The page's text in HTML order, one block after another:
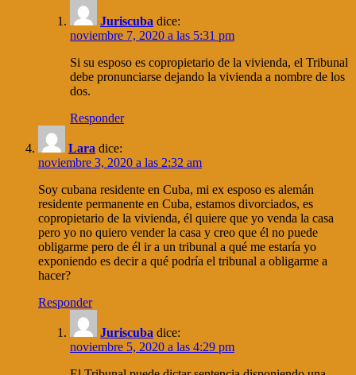
Juriscuba dice:
noviembre 7, 2020 a las 5:31 pm
Si su esposo es copropietario de la vivienda, el Tribunal
debe pronunciarse dejando la vivienda a nombre de los
dos.
Responder
Lara dice:
noviembre 3, 2020 a las 2:32 am
Soy cubana residente en Cuba, mi ex esposo es alemán
residente permanente en Cuba, estamos divorciados, es
copropietario de la vivienda, él quiere que yo venda la casa
pero yo no quiero vender la casa y creo que él no puede
obligarme pero de él ir a un tribunal a qué me estaría yo
exponiendo es decir a qué podría el tribunal a obligarme a
hacer?
Responder
Juriscuba dice:
noviembre 5, 2020 a las 4:29 pm